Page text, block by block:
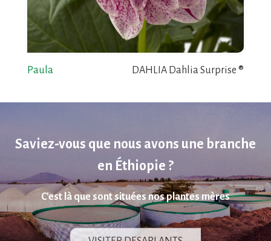
Paula DAHLIA Dahlia Surprise ®
Saviez-vous que nous avons une branche
en Éthiopie ?
C'est là que sont situées nos plantes mères